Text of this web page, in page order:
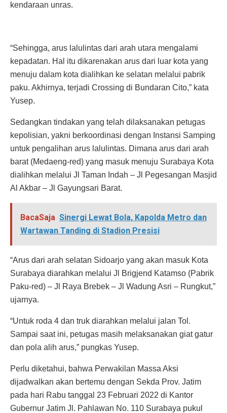
kendaraan unras.
“Sehingga, arus lalulintas dari arah utara mengalami
kepadatan. Hal itu dikarenakan arus dari luar kota yang
menuju dalam kota dialihkan ke selatan melalui pabrik
paku. Akhirnya, terjadi Crossing di Bundaran Cito,” kata
Yusep.
Sedangkan tindakan yang telah dilaksanakan petugas
kepolisian, yakni berkoordinasi dengan Instansi Samping
untuk pengalihan arus lalulintas. Dimana arus dari arah
barat (Medaeng-red) yang masuk menuju Surabaya Kota
dialihkan melalui Jl Taman Indah – Jl Pegesangan Masjid
Al Akbar – Jl Gayungsari Barat.
BacaSaja Sinergi Lewat Bola, Kapolda Metro dan
Wartawan Tanding di Stadion Presisi
“Arus dari arah selatan Sidoarjo yang akan masuk Kota
Surabaya diarahkan melalui Jl Brigjend Katamso (Pabrik
Paku-red) – Jl Raya Brebek – Jl Wadung Asri – Rungkut,”
ujarnya.
“Untuk roda 4 dan truk diarahkan melalui jalan Tol.
Sampai saat ini, petugas masih melaksanakan giat gatur
dan pola alih arus,” pungkas Yusep.
Perlu diketahui, bahwa Perwakilan Massa Aksi
dijadwalkan akan bertemu dengan Sekda Prov. Jatim
pada hari Rabu tanggal 23 Februari 2022 di Kantor
Gubernur Jatim Jl. Pahlawan No. 110 Surabaya pukul